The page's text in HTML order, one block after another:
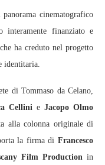
cinematografico
finanziato e
ha creduto nel progetto
identitaria.
di Tommaso da Celano,
Cellini e Jacopo Olmo
alla colonna originale di
la firma di Francesco
Film Production in